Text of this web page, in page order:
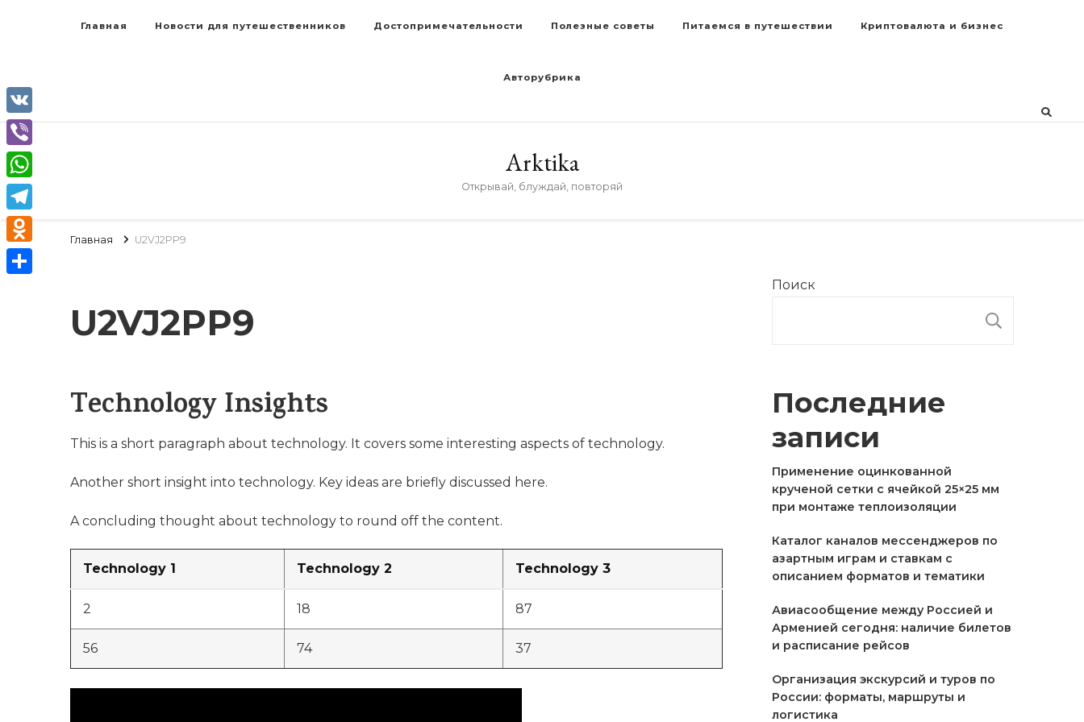
Главная Новости для путешественников Достопримечательности Полезные советы Питаемся в путешествии Криптовалюта и бизнес
Авторубрика
Arktika
Открывай, блуждай, повторяй
Главная U2VJ2PP9
U2VJ2PP9
Technology Insights
This is a short paragraph about technology. It covers some interesting aspects of technology.
Another short insight into technology. Key ideas are briefly discussed here.
A concluding thought about technology to round off the content.
Technology 1 Technology 2 Technology 3
2 18 87
56 74 37
Поиск
Последние
записи
Применение оцинкованной
крученой сетки с ячейкой 25×25 мм
при монтаже теплоизоляции
Каталог каналов мессенджеров по
азартным играм и ставкам с
описанием форматов и тематики
Авиасообщение между Россией и
Арменией сегодня: наличие билетов
и расписание рейсов
Организация экскурсий и туров по
России: форматы, маршруты и
логистика
VK
Viber
WhatsApp
Telegram
Odnoklassniki